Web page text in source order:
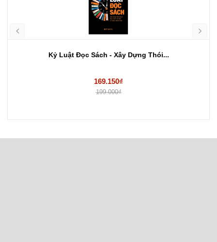
Kỷ Luật Đọc Sách - Xây Dựng Thói...
169.150₫
199.000₫